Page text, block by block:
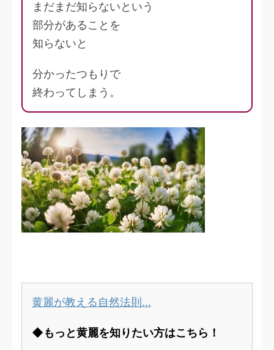
まだまだ知らないという
部分があることを
知らないと
分かったつもりで
終わってしまう。
黄麗が教える自然法則…
◆もっと黄麗を知りたい方はこちら！